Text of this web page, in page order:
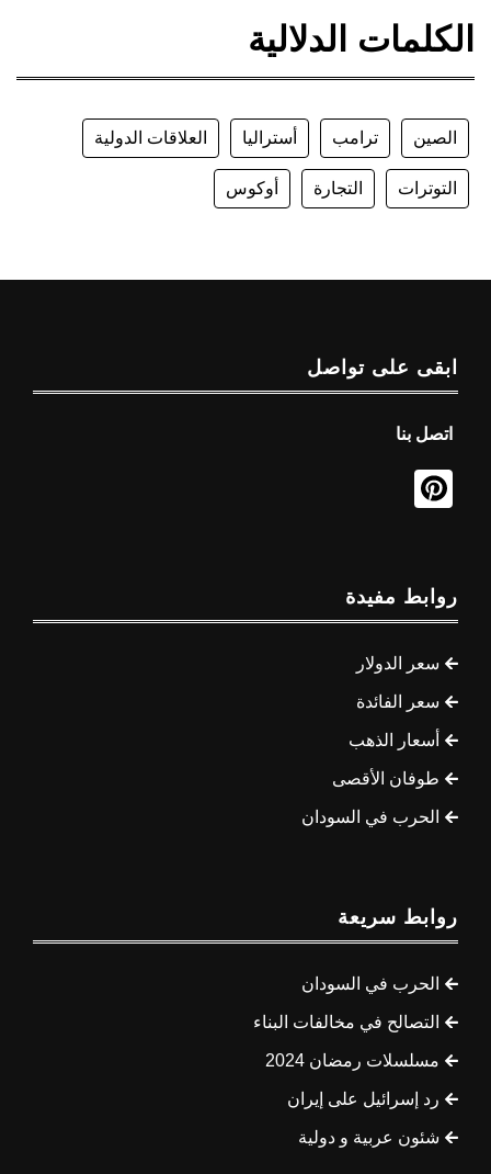
الكلمات الدلالية
الصين ترامب أستراليا العلاقات الدولية
التوترات التجارة أوكوس
ابقى على تواصل
اتصل بنا
روابط مفيدة
سعر الدولار
سعر الفائدة
أسعار الذهب
طوفان الأقصى
الحرب في السودان
روابط سريعة
الحرب في السودان
التصالح في مخالفات البناء
مسلسلات رمضان 2024
رد إسرائيل على إيران
شئون عربية و دولية